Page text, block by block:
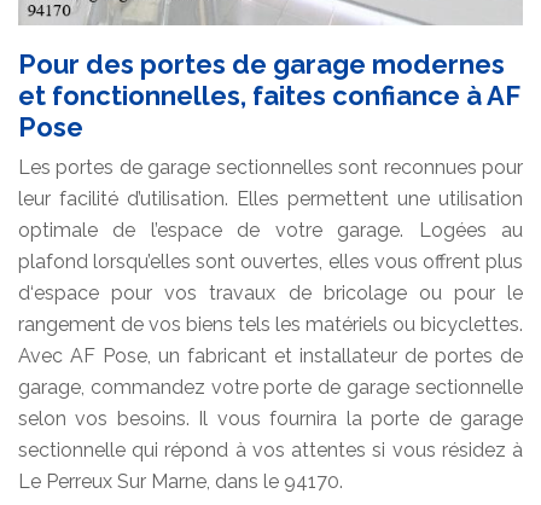
Pour des portes de garage modernes
et fonctionnelles, faites confiance à AF
Pose
Les portes de garage sectionnelles sont reconnues pour
leur facilité d’utilisation. Elles permettent une utilisation
optimale de l’espace de votre garage. Logées au
plafond lorsqu’elles sont ouvertes, elles vous offrent plus
d‘espace pour vos travaux de bricolage ou pour le
rangement de vos biens tels les matériels ou bicyclettes.
Avec AF Pose, un fabricant et installateur de portes de
garage, commandez votre porte de garage sectionnelle
selon vos besoins. Il vous fournira la porte de garage
sectionnelle qui répond à vos attentes si vous résidez à
Le Perreux Sur Marne, dans le 94170.